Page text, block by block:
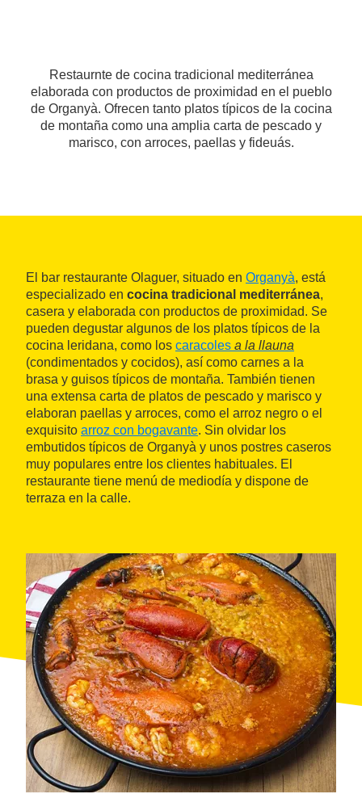
Restaurnte de cocina tradicional mediterránea
elaborada con productos de proximidad en el pueblo
de Organyà. Ofrecen tanto platos típicos de la cocina
de montaña como una amplia carta de pescado y
marisco, con arroces, paellas y fideuás.
El bar restaurante Olaguer, situado en Organyà, está
especializado en cocina tradicional mediterránea,
casera y elaborada con productos de proximidad. Se
pueden degustar algunos de los platos típicos de la
cocina leridana, como los caracoles a la llauna
(condimentados y cocidos), así como carnes a la
brasa y guisos típicos de montaña. También tienen
una extensa carta de platos de pescado y marisco y
elaboran paellas y arroces, como el arroz negro o el
exquisito arroz con bogavante. Sin olvidar los
embutidos típicos de Organyà y unos postres caseros
muy populares entre los clientes habituales. El
restaurante tiene menú de mediodía y dispone de
terraza en la calle.